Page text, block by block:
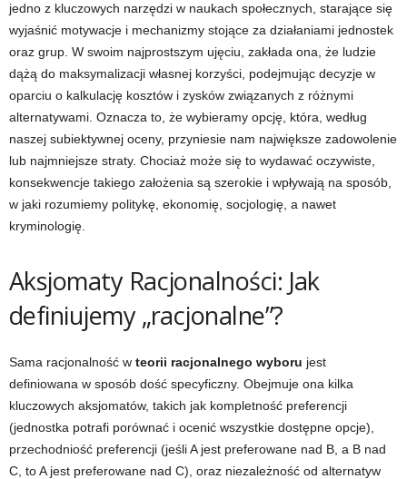
jedno z kluczowych narzędzi w naukach społecznych, starające się
wyjaśnić motywacje i mechanizmy stojące za działaniami jednostek
oraz grup. W swoim najprostszym ujęciu, zakłada ona, że ludzie
dążą do maksymalizacji własnej korzyści, podejmując decyzje w
oparciu o kalkulację kosztów i zysków związanych z różnymi
alternatywami. Oznacza to, że wybieramy opcję, która, według
naszej subiektywnej oceny, przyniesie nam największe zadowolenie
lub najmniejsze straty. Chociaż może się to wydawać oczywiste,
konsekwencje takiego założenia są szerokie i wpływają na sposób,
w jaki rozumiemy politykę, ekonomię, socjologię, a nawet
kryminologię.
Aksjomaty Racjonalności: Jak
definiujemy „racjonalne”?
Sama racjonalność w teorii racjonalnego wyboru jest
definiowana w sposób dość specyficzny. Obejmuje ona kilka
kluczowych aksjomatów, takich jak kompletność preferencji
(jednostka potrafi porównać i ocenić wszystkie dostępne opcje),
przechodniość preferencji (jeśli A jest preferowane nad B, a B nad
C, to A jest preferowane nad C), oraz niezależność od alternatyw